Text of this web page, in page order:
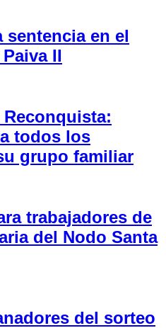
sentencia en el
II
Reconquista:
todos los
grupo familiar
trabajadores de
del Nodo Santa
del sorteo